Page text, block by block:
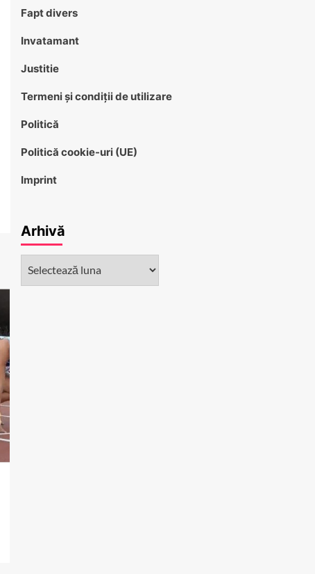
Fapt divers
Invatamant
Justitie
Termeni și condiții de utilizare
Politică
Politică cookie-uri (UE)
Imprint
Arhivă